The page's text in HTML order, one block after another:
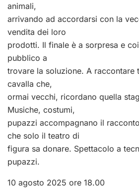
animali,
arrivando ad accordarsi con la
vendita dei loro
prodotti. Il finale è a sorpresa e
pubblico a
trovare la soluzione. A raccontare
cavalla che,
ormai vecchi, ricordano quella
Musiche, costumi,
pupazzi accompagnano il
che solo il teatro di
figura sa donare. Spettacolo a
pupazzi.
10 agosto 2025 ore 18.00